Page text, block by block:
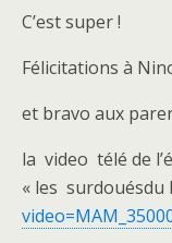
C’est super !
Félicitations à
et bravo aux
la video télé de
« les surdouésdu